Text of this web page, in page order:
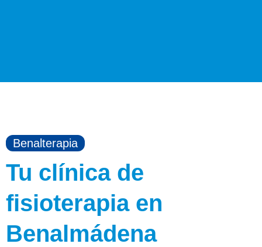
Fisioterapia en
Benalmádena
Tu bienestar en nuestras manos
Benalterapia
Tu clínica de
fisioterapia en
Benalmádena